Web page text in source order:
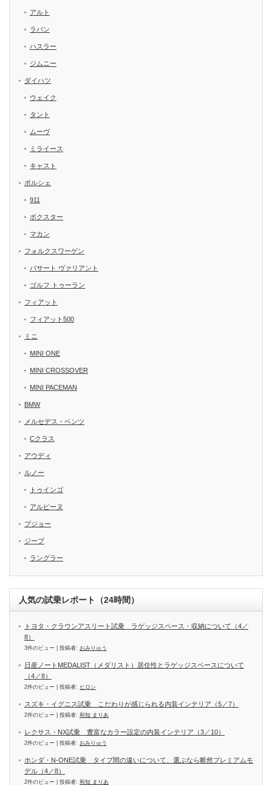
アルト
ラパン
ハスラー
ジムニー
ダイハツ
ウェイク
タント
ムーヴ
ミライース
キャスト
ポルシェ
911
ボクスター
マカン
フォルクスワーゲン
パサート ヴァリアント
ゴルフ トゥーラン
フィアット
フィアット500
ミニ
MINI ONE
MINI CROSSOVER
MINI PACEMAN
BMW
メルセデス・ベンツ
Cクラス
アウディ
ルノー
トゥインゴ
アルピーヌ
プジョー
ジープ
ラングラー
人気の試乗レポート（24時間）
トヨタ・クラウンアスリート試乗 ラゲッジスペース・収納について（4／
8）
3件のビュー 投稿者: おみりゅう
日産ノートMEDALIST（メダリスト）居住性とラゲッジスペースについて
（4／8）
2件のビュー 投稿者: ヒロシ
スズキ・イグニス試乗 こだわりが感じられる内装インテリア（5／7）
2件のビュー 投稿者: 和知 まりあ
レクサス・NX試乗 豊富なカラー設定の内装インテリア（3／10）
2件のビュー 投稿者: おみりゅう
ホンダ・N-ONE試乗 タイプ間の違いについて、選ぶなら断然プレミアムモ
デル（4／8）
2件のビュー 投稿者: 和知 まりあ